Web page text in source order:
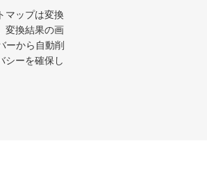
マップは変換
変換結果の画
ーから自動削
シーを確保し